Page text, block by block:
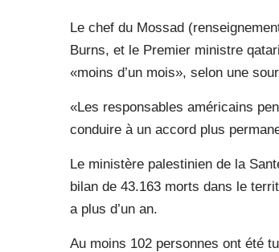
Le chef du Mossad
Burns, et le Premier ministre
«moins d’un mois», selon une
«Les responsables américains
conduire à un accord plus
Le ministère palestinien de la
bilan de 43.163 morts dans le
a plus d’un an.
Au moins 102 personnes ont été